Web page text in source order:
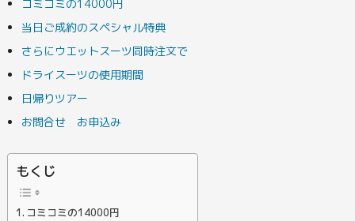
コミコミの14000円
当日ご成約のスペシャル特典
さらにウエットスーツ同時注文で
ドライスーツの使用期間
日帰りツアー
お問合せ お申込み
もくじ
コミコミの14000円